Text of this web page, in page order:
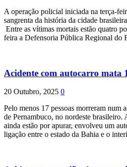
A operação policial iniciada na terça-
sangrenta da história da cidade
Entre as vítimas mortais estão quatro
feira a Defensoria Pública Regional do
Acidente com autocarro mata
20 Outubro, 2025 0
Pelo menos 17 pessoas morreram num
de Pernambuco, no nordeste brasileiro.
ainda estão por apurar, envolveu um
ligação entre o estado da Bahia e o